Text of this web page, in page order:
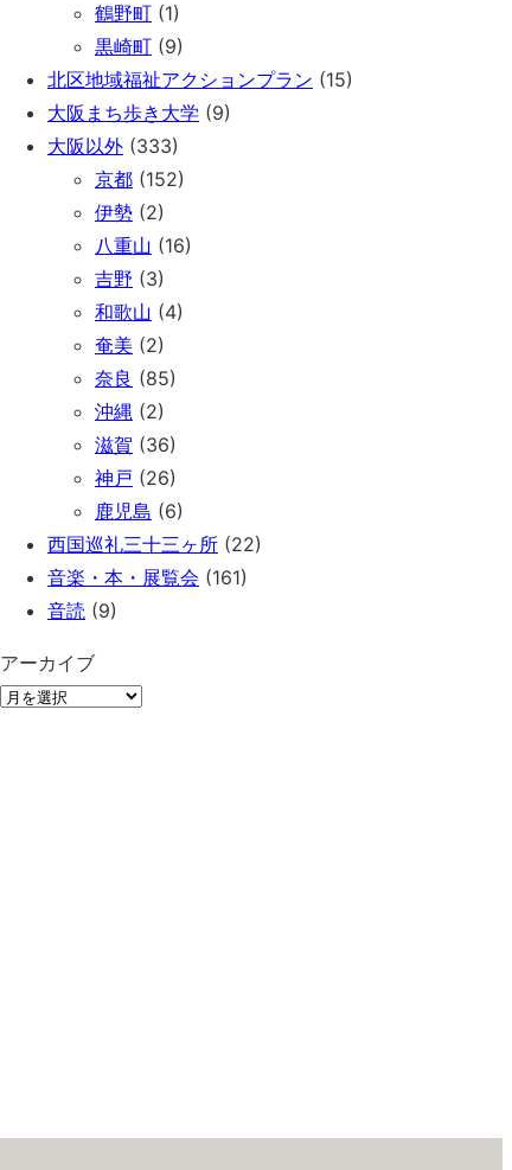
鶴野町 (1)
黒崎町 (9)
北区地域福祉アクションプラン (15)
大阪まち歩き大学 (9)
大阪以外 (333)
京都 (152)
伊勢 (2)
八重山 (16)
吉野 (3)
和歌山 (4)
奄美 (2)
奈良 (85)
沖縄 (2)
滋賀 (36)
神戸 (26)
鹿児島 (6)
西国巡礼三十三ヶ所 (22)
音楽・本・展覧会 (161)
音読 (9)
アーカイブ